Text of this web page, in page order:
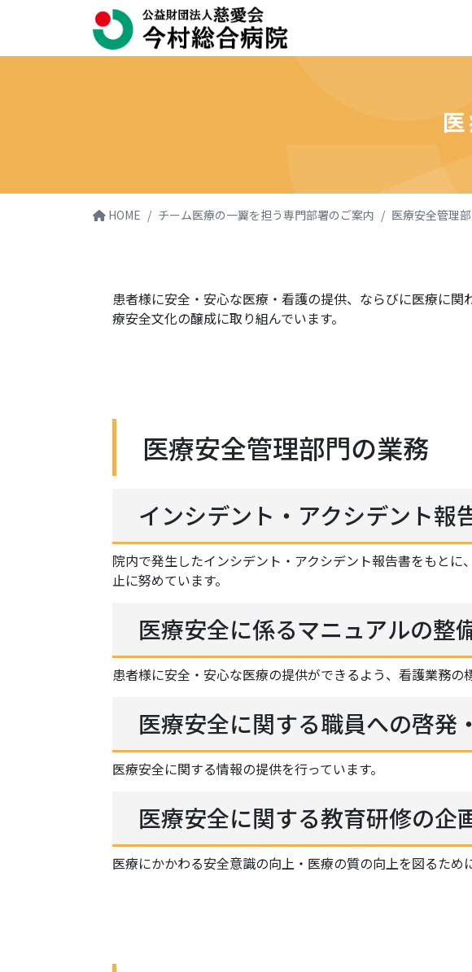
HOME チーム医療の一翼を担う専門部署のご案内 医療安全管理
患者様に安全・安心な医療・看護の提供、ならびに医療に
療安全文化の醸成に取り組んでいます。
医療安全管理部門の業務
インシデント・アクシデント報
院内で発生したインシデント・アクシデント報告書をもと
止に努めています。
医療安全に係るマニュアルの整
患者様に安全・安心な医療の提供ができるよう、看護業務の
医療安全に関する職員への啓発
医療安全に関する情報の提供を行っています。
医療安全に関する教育研修の企
医療にかかわる安全意識の向上・医療の質の向上を図るため